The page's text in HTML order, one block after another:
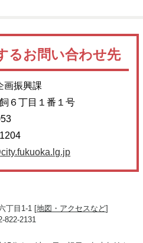
るお問い合わせ先
画振興課
６丁目１番１号
丁目1-1 [地図・アクセスなど]
2131